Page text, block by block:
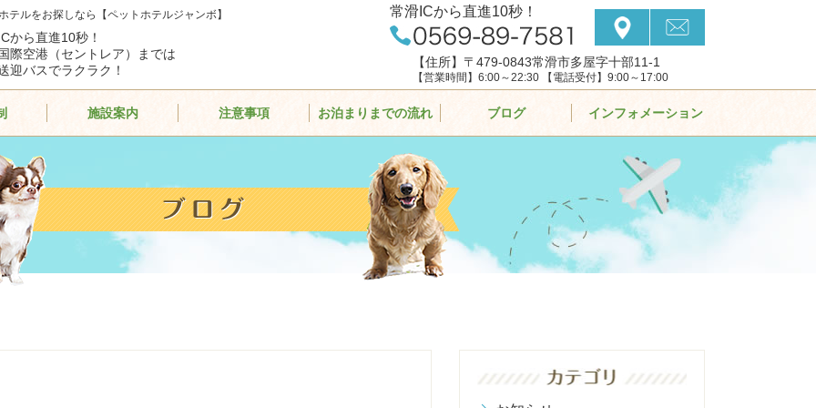
ルをお探しなら【ペットホテルジャンボ】
から直進10秒！
際空港（セントレア）までは
迎バスでラクラク！
常滑ICから直進10秒！
【住所】〒479-0843常滑市多屋字十部11-1
【営業時間】6:00～22:30 【電話受付】9:00～17:00
施設案内 注意事項 お泊まりまでの流れ ブログ インフォメーション